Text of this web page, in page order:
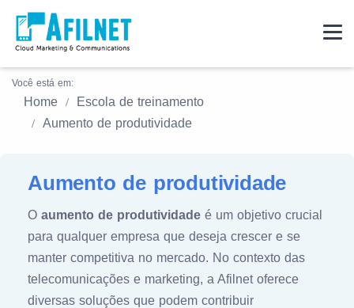
Você está em:
Home
Escola de treinamento
Aumento de produtividade
Aumento de produtividade
O aumento de produtividade é um objetivo crucial
para qualquer empresa que deseja crescer e se
manter competitiva no mercado. No contexto das
telecomunicações e marketing, a Afilnet oferece
diversas soluções que podem contribuir